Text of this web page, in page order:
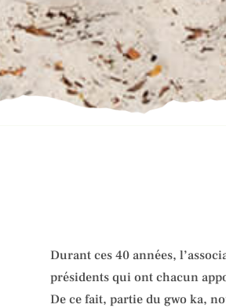
Durant ces 40 années,
présidents qui ont chacun
De ce fait, partie du gwo ka,